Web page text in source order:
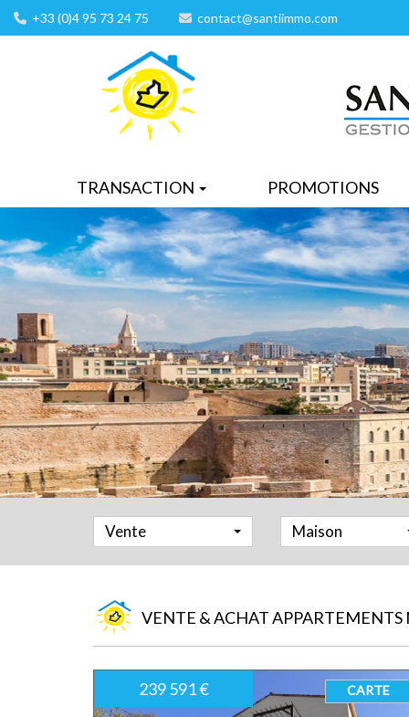
+33 (0)4 95 73 24 75 contact@santiimmo.com
TRANSACTION PROMOTIONS
Vente Maison
VENTE & ACHAT APPARTEMENTS
239 591 € CARTE